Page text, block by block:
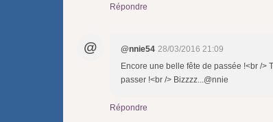
Répondre
@ @nnie54 28/03/2016 21:09
Encore une belle fête de passée !<br />
passer !<br /> Bizzzz...@nnie
Répondre